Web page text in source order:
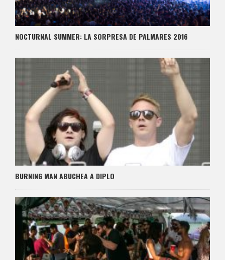
NOCTURNAL SUMMER: LA SORPRESA DE PALMARES 2016
BURNING MAN ABUCHEA A DIPLO